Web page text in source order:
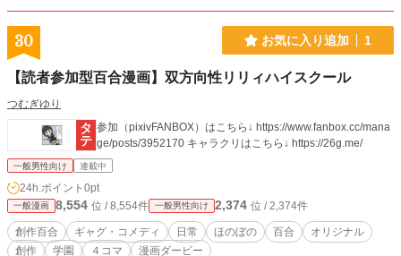
30 お気に入り追加 1
【読者参加型百合漫画】双方向性リリィハイスクール
つむぎゆり
参加（pixivFANBOX）はこちら↓ https://www.fanbox.cc/mana
ge/posts/3952170 キャラクリはこちら↓ https://26g.me/
一般男性向け 連載中
24h.ポイント 0pt
一般漫画 8,554 位 / 8,554件 一般男性向け 2,374 位 / 2,374件
創作百合 ギャグ・コメディ 日常 ほのぼの 百合
オリジナル
創作
学園 ４コマ 漫画ダービー